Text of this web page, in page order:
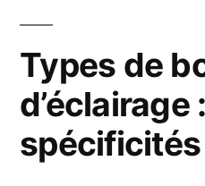
Types de
d’éclairage
spécificités